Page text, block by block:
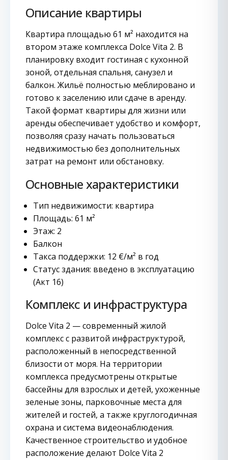
Описание квартиры
Квартира площадью 61 м² находится на
втором этаже комплекса Dolce Vita 2. В
планировку входит гостиная с кухонной
зоной, отдельная спальня, санузел и
балкон. Жильё полностью меблировано и
готово к заселению или сдаче в аренду.
Такой формат квартиры для жизни или
аренды обеспечивает удобство и комфорт,
позволяя сразу начать пользоваться
недвижимостью без дополнительных
затрат на ремонт или обстановку.
Основные характеристики
Тип недвижимости: квартира
Площадь: 61 м²
Этаж: 2
Балкон
Такса поддержки: 12 €/м² в год
Статус здания: введено в эксплуатацию
(Акт 16)
Комплекс и инфраструктура
Dolce Vita 2 — современный жилой
комплекс с развитой инфраструктурой,
расположенный в непосредственной
близости от моря. На территории
комплекса предусмотрены открытые
бассейны для взрослых и детей, ухоженные
зеленые зоны, парковочные места для
жителей и гостей, а также круглогодичная
охрана и система видеонаблюдения.
Качественное строительство и удобное
расположение делают Dolce Vita 2